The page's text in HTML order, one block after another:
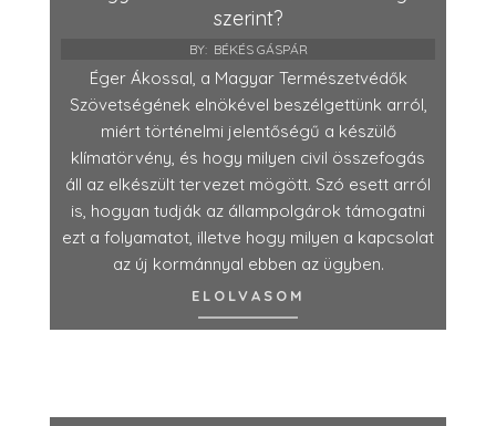
szerint?
BY: BÉKÉS GÁSPÁR
Éger Ákossal, a Magyar Természetvédők
Szövetségének elnökével beszélgettünk arról,
miért történelmi jelentőségű a készülő
klímatörvény, és hogy milyen civil összefogás
áll az elkészült tervezet mögött. Szó esett arról
is, hogyan tudják az állampolgárok támogatni
ezt a folyamatot, illetve hogy milyen a kapcsolat
az új kormánnyal ebben az ügyben.
ELOLVASOM